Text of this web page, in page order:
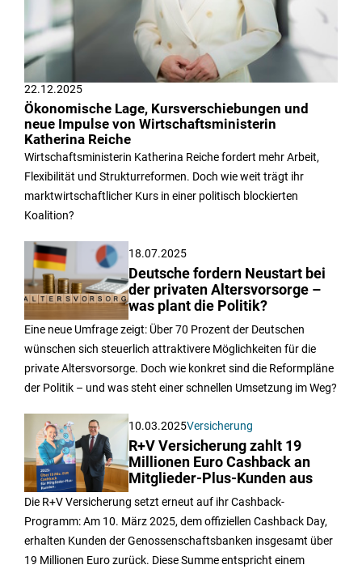
22.12.2025
Ökonomische Lage, Kursverschiebungen und
neue Impulse von Wirtschaftsministerin
Katherina Reiche
Wirtschaftsministerin Katherina Reiche fordert mehr Arbeit,
Flexibilität und Strukturreformen. Doch wie weit trägt ihr
marktwirtschaftlicher Kurs in einer politisch blockierten
Koalition?
18.07.2025
Deutsche fordern Neustart bei
der privaten Altersvorsorge –
was plant die Politik?
Eine neue Umfrage zeigt: Über 70 Prozent der Deutschen
wünschen sich steuerlich attraktivere Möglichkeiten für die
private Altersvorsorge. Doch wie konkret sind die Reformpläne
der Politik – und was steht einer schnellen Umsetzung im Weg?
10.03.2025Versicherung
R+V Versicherung zahlt 19
Millionen Euro Cashback an
Mitglieder-Plus-Kunden aus
Die R+V Versicherung setzt erneut auf ihr Cashback-
Programm: Am 10. März 2025, dem offiziellen Cashback Day,
erhalten Kunden der Genossenschaftsbanken insgesamt über
19 Millionen Euro zurück. Diese Summe entspricht einem